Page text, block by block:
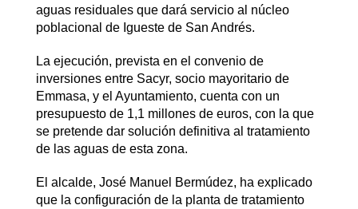
aguas residuales que dará servicio al núcleo
poblacional de Igueste de San Andrés.
La ejecución, prevista en el convenio de
inversiones entre Sacyr, socio mayoritario de
Emmasa, y el Ayuntamiento, cuenta con un
presupuesto de 1,1 millones de euros, con la que
se pretende dar solución definitiva al tratamiento
de las aguas de esta zona.
El alcalde, José Manuel Bermúdez, ha explicado
que la configuración de la planta de tratamiento